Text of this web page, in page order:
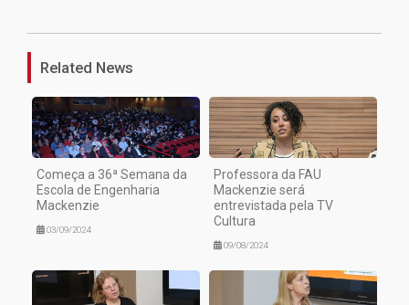
Related News
Começa a 36ª Semana da
Escola de Engenharia
Mackenzie
03/09/2024
Professora da FAU
Mackenzie será
entrevistada pela TV
Cultura
09/08/2024